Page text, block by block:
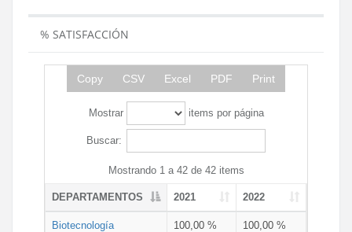
% SATISFACCIÓN
Copy CSV Excel PDF Print
Mostrar items por página
Buscar:
Mostrando 1 a 42 de 42 items
DEPARTAMENTOS 2021 2022
Biotecnología 100,00 % 100,00 %